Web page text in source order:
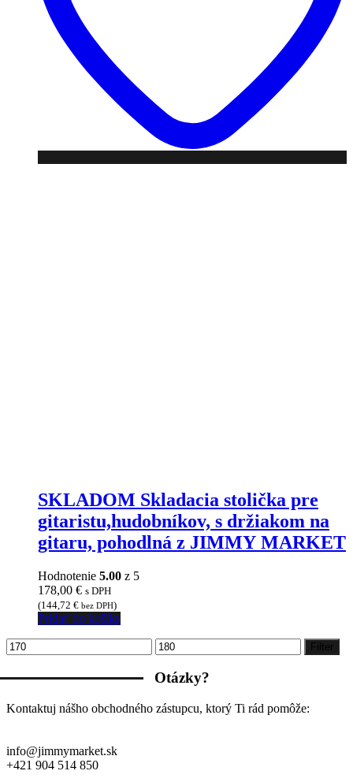
SKLADOM Skladacia stolička pre
gitaristu,hudobníkov, s držiakom na
gitaru, pohodlná z JIMMY MARKET
Hodnotenie 5.00 z 5
178,00 € s DPH
(144,72 € bez DPH)
Pridať do košíka
Minimálna
cena
Maximálna
cena
Filter
Otázky?
Kontaktuj nášho obchodného zástupcu, ktorý Ti rád pomôže:
info@jimmymarket.sk
+421 904 514 850